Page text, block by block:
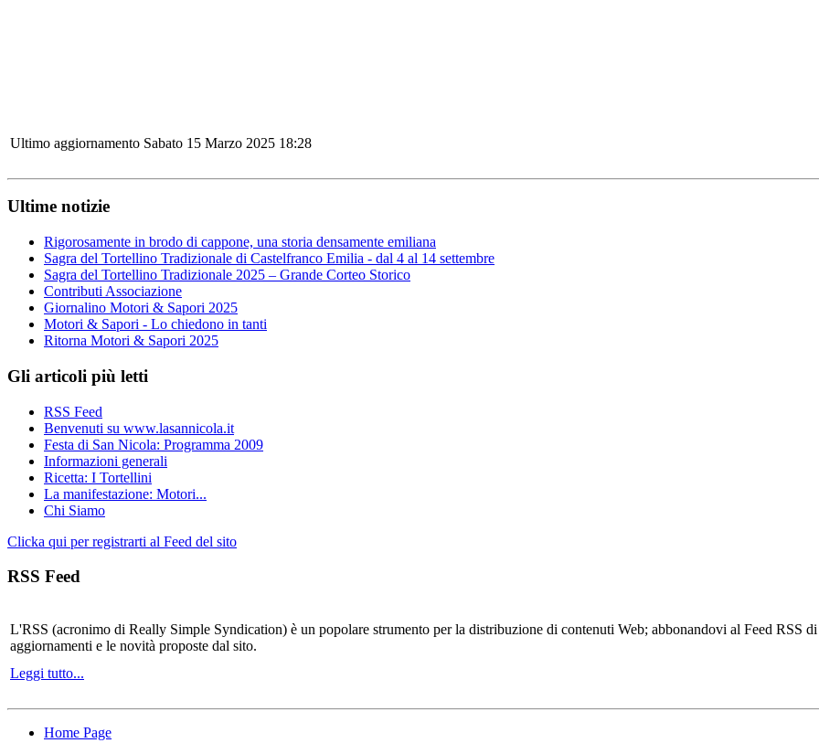
Ultimo aggiornamento Sabato 15 Marzo 2025 18:28
Ultime notizie
Rigorosamente in brodo di cappone, una storia densamente emiliana
Sagra del Tortellino Tradizionale di Castelfranco Emilia - dal 4 al 14 settembre
Sagra del Tortellino Tradizionale 2025 – Grande Corteo Storico
Contributi Associazione
Giornalino Motori & Sapori 2025
Motori & Sapori - Lo chiedono in tanti
Ritorna Motori & Sapori 2025
Gli articoli più letti
RSS Feed
Benvenuti su www.lasannicola.it
Festa di San Nicola: Programma 2009
Informazioni generali
Ricetta: I Tortellini
La manifestazione: Motori...
Chi Siamo
Clicka qui per registrarti al Feed del sito
RSS Feed
L'RSS (acronimo di Really Simple Syndication) è un popolare strumento per la distribuzione di contenuti Web; abbonandovi al Feed RSS
aggiornamenti e le novità proposte dal sito.
Leggi tutto...
Home Page